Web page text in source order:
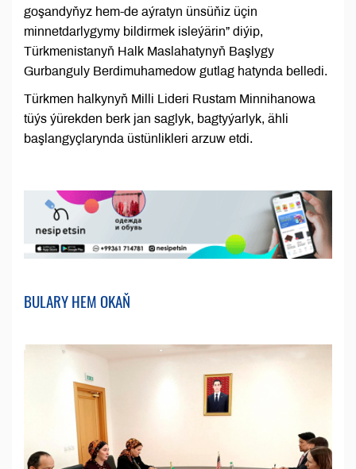
goşandyňyz hem-de aýratyn ünsüňiz üçin
minnetdarlygymy bildirmek isleýärin” diýip,
Türkmenistanyň Halk Maslahatynyň Başlygy
Gurbanguly Berdimuhamedow gutlag hatynda belledi.
Türkmen halkynyň Milli Lideri Rustam Minnihanowa
tüýs ýürekden berk jan saglyk, bagtyýarlyk, ähli
başlangyçlarynda üstünlikleri arzuw etdi.
BULARY HEM OKAŇ